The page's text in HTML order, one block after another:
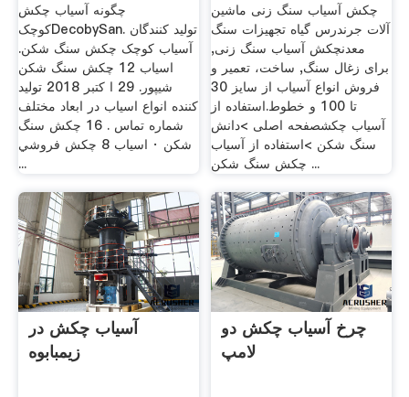
چگونه آسیاب چکش
کوچکDecobySan. تولید کنندگان
آسیاب کوچک چکش سنگ شکن.
اسیاب 12 چکش سنگ شکن
شیپور. 29 ا کتبر 2018 تولید
کننده انواع اسیاب در ابعاد مختلف
شماره تماس . 16 چكش سنگ
شكن · اسياب 8 چكش فروشي
...
چکش آسیاب سنگ زنی ماشین
آلات جرندرس گیاه تجهیزات سنگ
معدنچکش آسیاب سنگ زنی,
برای زغال سنگ, ساخت، تعمیر و
فروش انواع آسیاب از سایز 30
تا 100 و خطوط.استفاده از
آسیاب چکشصفحه اصلی >دانش
سنگ شکن >استفاده از آسیاب
چکش سنگ شکن ...
آسیاب چکش در
زیمبابوه
چرخ آسیاب چکش دو
لامپ